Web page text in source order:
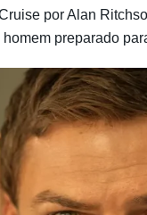
por Alan
preparado